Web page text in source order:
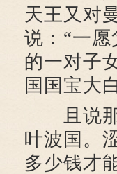
天王又对
说：“一
的一对子
国国宝大
且说那
叶波国。
多少钱才